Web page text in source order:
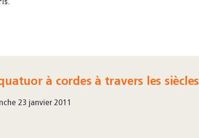
à cordes à travers les siècles
23 janvier 2011